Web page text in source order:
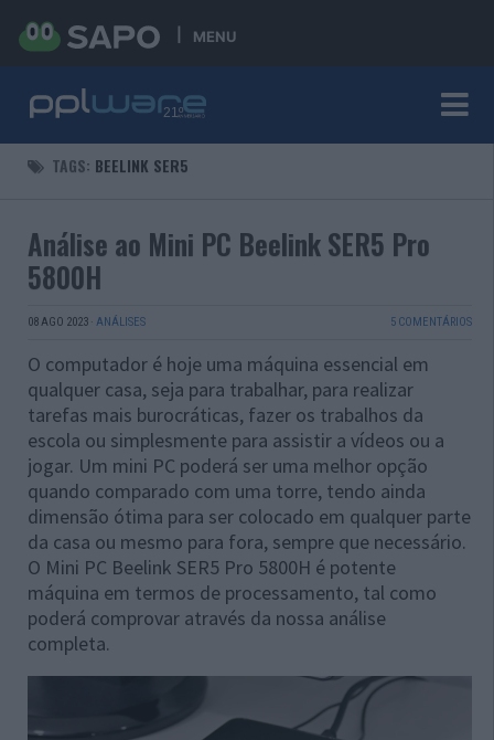
MENU
TAGS: BEELINK SER5
Análise ao Mini PC Beelink SER5 Pro
5800H
08 AGO 2023 · ANÁLISES 5 COMENTÁRIOS
O computador é hoje uma máquina essencial em
qualquer casa, seja para trabalhar, para realizar
tarefas mais burocráticas, fazer os trabalhos da
escola ou simplesmente para assistir a vídeos ou a
jogar. Um mini PC poderá ser uma melhor opção
quando comparado com uma torre, tendo ainda
dimensão ótima para ser colocado em qualquer parte
da casa ou mesmo para fora, sempre que necessário.
O Mini PC Beelink SER5 Pro 5800H é potente
máquina em termos de processamento, tal como
poderá comprovar através da nossa análise
completa.